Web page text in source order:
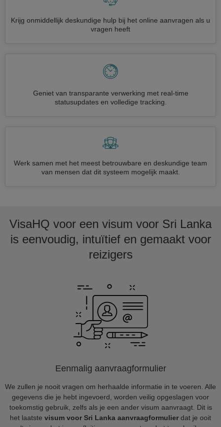
Krijg onmiddellijk deskundige hulp bij het online aanvragen als u
vragen heeft
Geniet van transparante verwerking met real-time
statusupdates en volledige tracking.
Werk samen met het meest betrouwbare en deskundige team
van mensen dat dit systeem mogelijk maakt.
VisaHQ voor een visum voor Sri Lanka
is eenvoudig, intuïtief en gemaakt voor
reizigers
Eenmalig aanvraagformulier
We zullen je nooit vragen om herhaalde informatie in te voeren. Alle
gegevens die je hebt ingevoerd, worden veilig opgeslagen voor
toekomstig gebruik, zelfs als je een ander visum aanvraagt. Dit is
het laatste visum voor Sri Lanka aanvraagformulier dat je ooit